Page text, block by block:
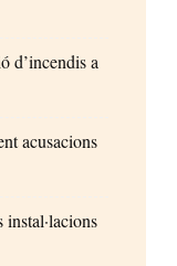
d’incendis a
acusacions